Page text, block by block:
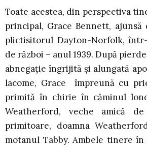
Toate acestea, din perspectiva
principal, Grace Bennett,
plictisitorul Dayton-Norfolk,
de război – anul 1939. După
abnegație îngrijită și alungată
lacome, Grace împreună cu
primită în chirie în căminul
Weatherford, veche amică
primitoare, doamna
motanul Tabby. Ambele tinere